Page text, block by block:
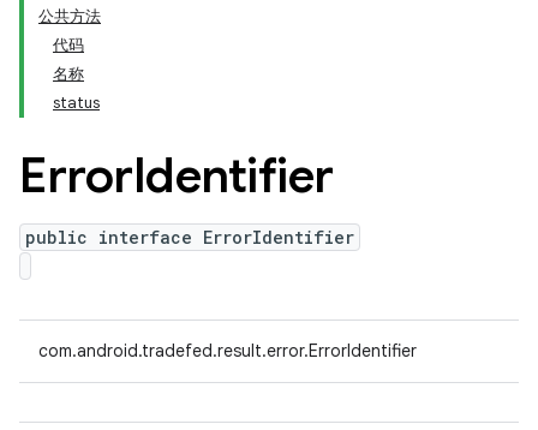
公共方法
代码
名称
status
ErrorIdentifier
public interface ErrorIdentifier
com.android.tradefed.result.error.ErrorIdentifier